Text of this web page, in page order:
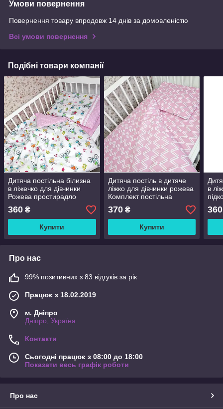
Умови повернення
Повернення товару впродовж 14 днів за домовленістю
Всі умови повернення
Подібні товари компанії
Дитяча постільна білизна
в ліжечко для дівчинки
Рожева простирадло
60х120 підковдра 90х110
наволочка 40*60
360 ₴
Купити
Дитяча постіль в дитяче
ліжко для дівчинки рожева
Комплект постільна
білизна у ліжечко для
дівчат постіль дитяча
370₴
Купити
в
360
Про нас
99% позитивних з 83 відгуків за рік
Працює з 18.02.2019
м. Дніпро
Дніпро, Україна
Контакти
Сьогодні працює з 08:00 до 18:00
Показати весь графік роботи
Про нас